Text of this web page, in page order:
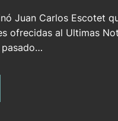
Juan Carlos Escotet
ofrecidas al Ultimas